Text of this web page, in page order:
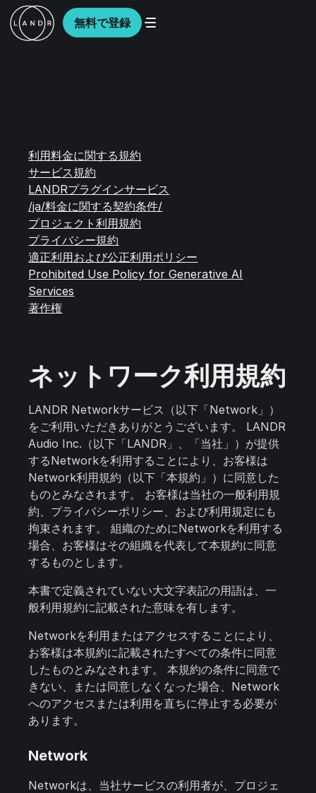
無料で登録
利用料金に関する規約
サービス規約
LANDRプラグインサービス
/ja/料金に関する契約条件/
プロジェクト利用規約
プライバシー規約
適正利用および公正利用ポリシー
Prohibited Use Policy for Generative AI
Services
著作権
ネットワーク利用規約
LANDR Networkサービス（以下「Network」）
をご利用いただきありがとうございます。 LANDR
Audio Inc.（以下「LANDR」、「当社」）が提供
するNetworkを利用することにより、お客様は
Network利用規約（以下「本規約」）に同意した
ものとみなされます。 お客様は当社の一般利用規
約、プライバシーポリシー、および利用規定にも
拘束されます。 組織のためにNetworkを利用する
場合、お客様はその組織を代表して本規約に同意
するものとします。
本書で定義されていない大文字表記の用語は、一
般利用規約に記載された意味を有します。
Networkを利用またはアクセスすることにより、
お客様は本規約に記載されたすべての条件に同意
したものとみなされます。 本規約の条件に同意で
きない、または同意しなくなった場合、Network
へのアクセスまたは利用を直ちに停止する必要が
あります。
Network
Networkは、当社サービスの利用者が、プロジェ